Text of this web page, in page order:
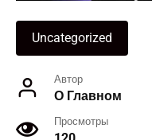
Uncategorized
Автор
О Главном
Просмотры